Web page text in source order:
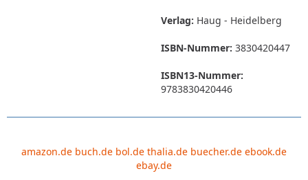
Verlag: Haug - Heidelberg
ISBN-Nummer: 3830420447
ISBN13-Nummer:
9783830420446
amazon.de buch.de bol.de thalia.de buecher.de ebook.de
ebay.de